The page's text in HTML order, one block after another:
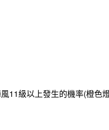
級以上發生的機率(橙色